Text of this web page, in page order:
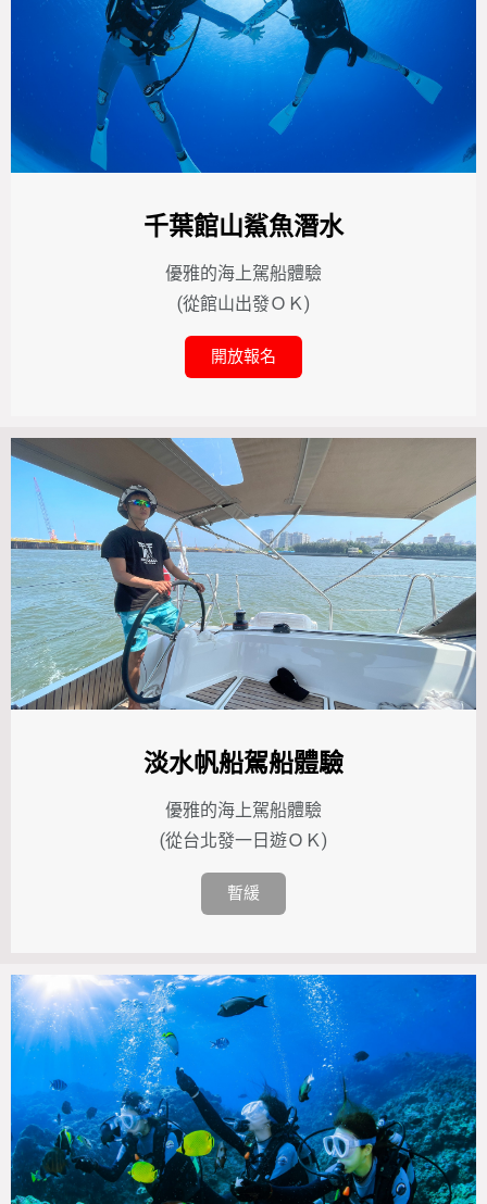
千葉館山鯊魚潛水
優雅的海上駕船體驗
(從館山出發ＯＫ)
開放報名
淡水帆船駕船體驗
優雅的海上駕船體驗
(從台北發一日遊ＯＫ)
暫緩